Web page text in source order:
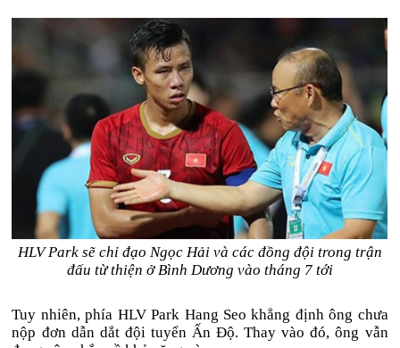
HLV Park sẽ chỉ đạo Ngọc Hải và các đồng đội trong trận
đấu từ thiện ở Bình Dương vào tháng 7 tới
Tuy nhiên, phía HLV Park Hang Seo khẳng định ông chưa
nộp đơn dẫn dắt đội tuyển Ấn Độ. Thay vào đó, ông vẫn